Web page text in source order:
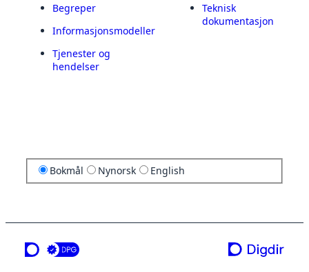
Begreper
Informasjonsmodeller
Tjenester og
hendelser
Teknisk
dokumentasjon
Bokmål Nynorsk English